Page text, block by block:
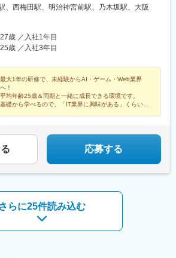
務地は希望を最大限考慮して決定します。※転
Iターン歓迎※実務経験者（即戦力枠）の方は、
り徒歩3分・東京支社各線「六本木駅」より徒歩
各線「大阪駅」「梅田駅」より徒歩6分
より徒歩3分
、西梅田駅、明治神宮前駅、乃木坂駅、大阪
歳 ／入社1年目
歳 ／入社3年目
最大1年の研修で、未経験からAI・ゲーム・Web業界
へ！
平均年齢25歳＆同期と一緒に成長できる環境です。
基礎から学べるので、「IT業界に興味がある」くらいで
応募する
さらに25件読み込む